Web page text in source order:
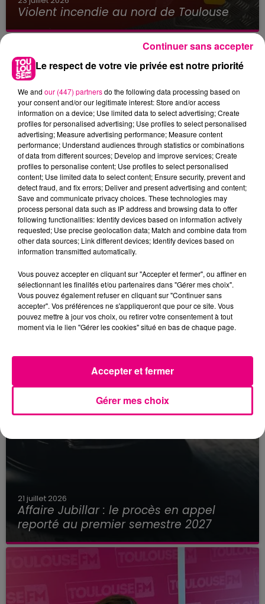
Violent incendie au nord de Toulouse
22 juillet 2026
Toulouse : circulation perturbée dans le
secteur François Verdier...
21 juillet 2026
Affaire Jubillar : le procès en appel
reporté au premier semestre 2027
Le respect de votre vie privée est notre priorité
We and our (447) partnersdo the following data processing based on
your consent and/or our legitimate interest: Store and/or access
information on a device; Use limited data to select advertising; Create
profiles for personalised advertising; Use profiles to select personalised
advertising; Measure advertising performance; Measure content
performance; Understand audiences through statistics or combinations
of data from different sources; Develop and improve services; Create
profiles to personalise content; Use profiles to select personalised
content; Use limited data to select content; Ensure security, prevent and
detect fraud, and fix errors; Deliver and present advertising and content;
Save and communicate privacy choices. These technologies may
process personal data such as IP address and browsing data to offer
following functionalities: Identify devices based on information actively
requested; Use precise geolocation data; Match and combine data from
other data sources; Link different devices; Identify devices based on
information transmitted automatically.
Vous pouvez accepter en cliquant sur "Accepter et fermer", ou affiner en
sélectionnant les finalités et/ou partenaires dans "Gérer mes choix".
Vous pouvez également refuser en cliquant sur "Continuer sans
accepter". Vos préférences ne s'appliqueront que pour ce site. Vous
pouvez mettre à jour vos choix, ou retirer votre consentement à tout
moment via le lien "Gérer les cookies" situé en bas de chaque page.
Gérer mes choix
Accepter et fermer
Continuer sans accepter